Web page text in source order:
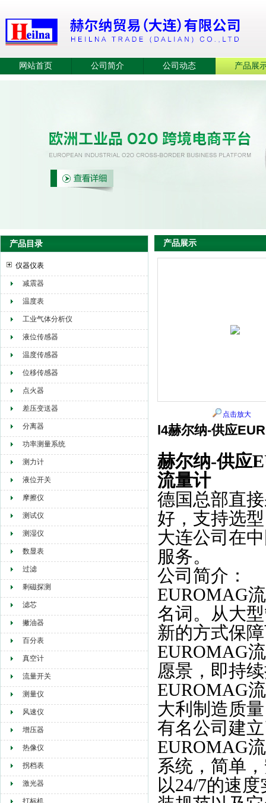
赫尔纳贸易（大连）有限公司
网站首页 公司简介 公司动态 产品展
产品目录
仪器仪表
减震器
温度表
工业气体分析仪
液位传感器
温度传感器
位移传感器
点火器
差压变送器
分离器
功率测量系统
测力计
液位开关
摩擦仪
测试仪
测湿仪
数显表
过滤
剩磁探测
滤芯
撇油器
百分表
真空计
流量开关
测量仪
风速仪
增压器
热像仪
拐档表
激光器
打标机
产品展示
点击放大
l4赫尔纳-供应
赫尔纳-供应
流量计
德国总部直
好，支持选
大连公司在
服务。
公司简介：
EUROMAG
名词。从大
新的方式保
EUROMAG
愿景，即持
EUROMAG
大利制造质
有名公司建
EUROMAG
系统，简单
以24/7的速